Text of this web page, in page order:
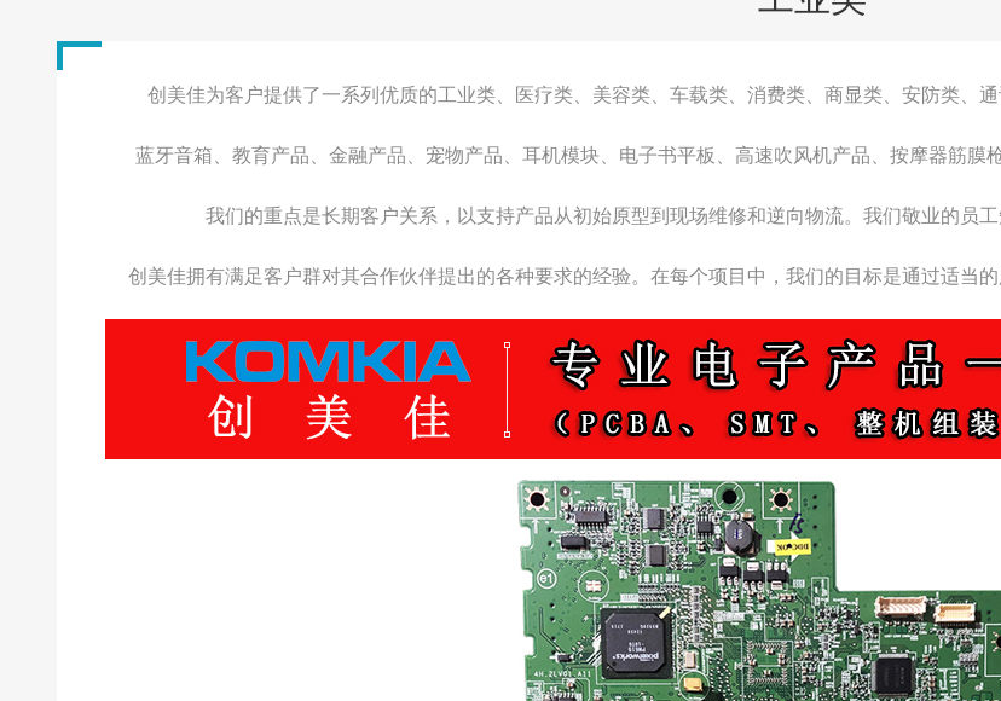
投影仪、收银机
物联网智能类产品
创美佳为客户提供了一系列优质的工业类、医疗类、美容类、车载类、消费类、商显类、安防类、
蓝牙音箱、教育产品、金融产品、宠物产品、耳机模块、电子书平板、高速吹风机产品、按摩器筋膜
我们的重点是长期客户关系，以支持产品从初始原型到现场维修和逆向物流。我们敬业的员
创美佳拥有满足客户群对其合作伙伴提出的各种要求的经验。在每个项目中，我们的目标是通过适当